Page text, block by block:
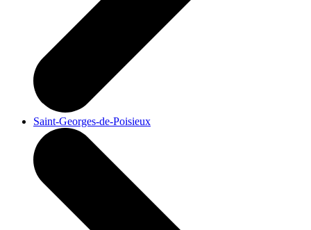
Saint-Georges-de-Poisieux